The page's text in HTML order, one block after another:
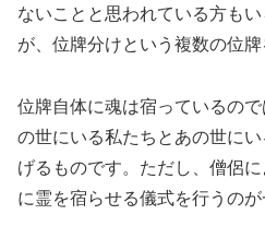
ないことと思われている方も
が、位牌分けという複数の位牌
位牌自体に魂は宿っているの
の世にいる私たちとあの世に
げるものです。ただし、僧侶
に霊を宿らせる儀式を行うのが